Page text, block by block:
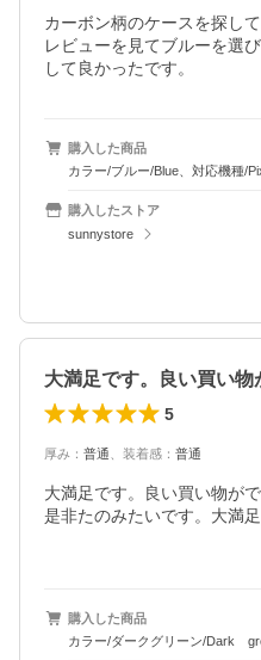
カーボン柄のケースを探し
レビューを見てブルーを選
して良かったです。
購入した商品
カラー/ブルー/Blue、対応機種/
購入したストア
sunnystore
5
厚み ： 普通 装着感 ： 普通
大満足です。良い買い物が
是非たのみたいです。大満
購入した商品
カラー/ダークグリーン/Dark